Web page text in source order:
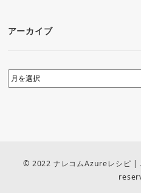
アーカイブ
© 2022 ナレコムAzureレシピ |